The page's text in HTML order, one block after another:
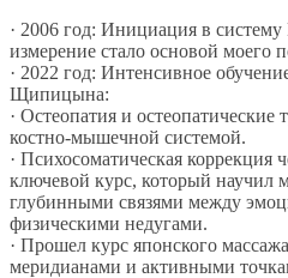
· 2006 год: Инициация в
измерение стало основой моего
· 2022 год: Интенсивное
Щипицына:
· Остеопатия и
костно-мышечной системой.
· Психосоматическая коррекция
ключевой курс, который научил
глубинными связями между
физическими недугами.
· Прошел курс японского
меридианами и активными